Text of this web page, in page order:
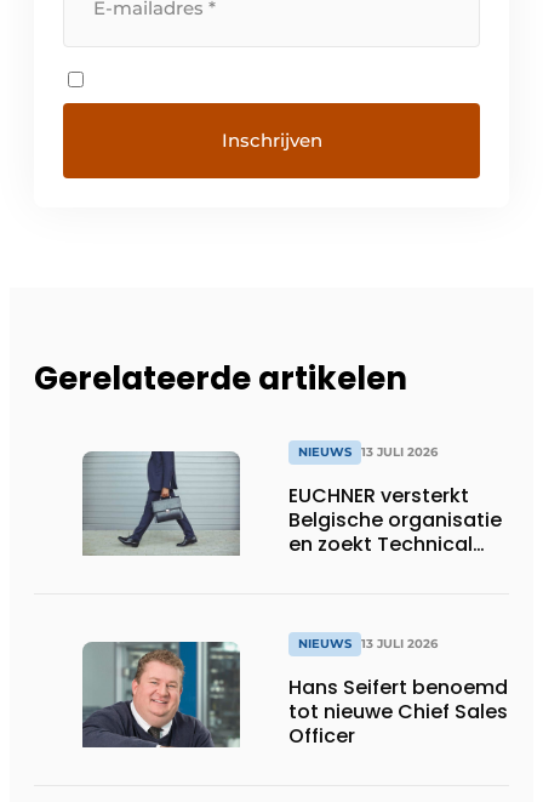
Gerelateerde artikelen
NIEUWS 13 JULI 2026
EUCHNER versterkt
Belgische organisatie
en zoekt Technical
NIEUWS 13 JULI 2026
Hans Seifert benoemd
tot nieuwe Chief Sales
Officer